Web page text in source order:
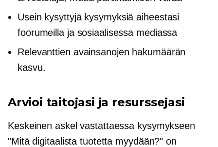
Usein kysyttyjä kysymyksiä aiheestasi
foorumeilla ja sosiaalisessa mediassa
Relevanttien avainsanojen hakumäärän
kasvu.
Arvioi taitojasi ja resurssejasi
Keskeinen askel vastattaessa kysymykseen
"Mitä digitaalista tuotetta myydään?" on